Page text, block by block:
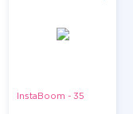
InstaBoom - 35